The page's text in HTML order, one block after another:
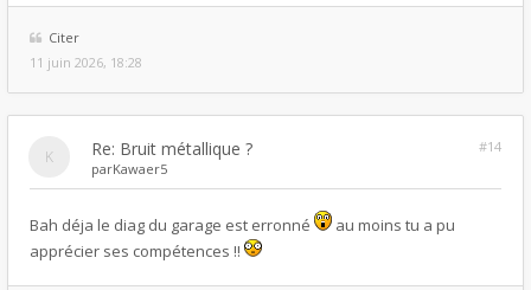
Citer
11 juin 2026, 18:28
Re: Bruit métallique ?
#14
parKawaer5
Bah déja le diag du garage est erronné
au moins tu a pu
apprécier ses compétences !!